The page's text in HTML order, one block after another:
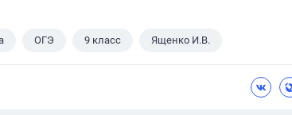
ОГЭ 9 класс Ященко И.В.